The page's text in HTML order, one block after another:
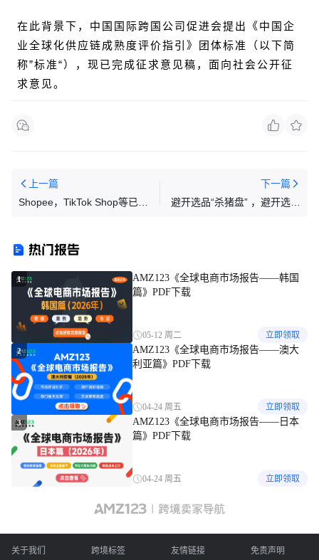
在此背景下，中国国际跨国公司促进会提出《中国企
业全球化供应链成熟度评价指引》团体标准（以下简
称”标准“），现已完成征求意见稿，面向社会公开征
求意见。
上一篇
Shopee，TikTok Shop等已就
下一篇
避开选品“杀猪盘” ，避开选词
热门报告
1
AMZ123《全球电商市场报告——韩国
篇》PDF下载
05-12 周二 立即领取
2
AMZ123《全球电商市场报告——澳大
利亚篇》PDF下载
04-24 周五 立即领取
3
AMZ123《全球电商市场报告——日本
篇》PDF下载
04-24 周五 立即领取
关于我们 跨境标签 友情链接 免责声明